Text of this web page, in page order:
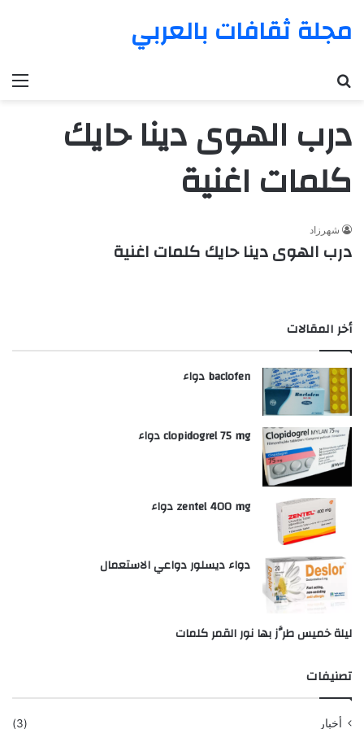
مجلة ثقافات بالعربي
درب الهوى دينا حايك
كلمات اغنية
شهرزاد
درب الهوى دينا حايك كلمات اغنية
أخر المقالات
baclofen دواء
clopidogrel 75 mg دواء
zentel 400 mg دواء
دواء ديسلور دواعي الاستعمال
ليلة خميس طرَّز بها نور القمر كلمات
تصنيفات
أخبار (3)